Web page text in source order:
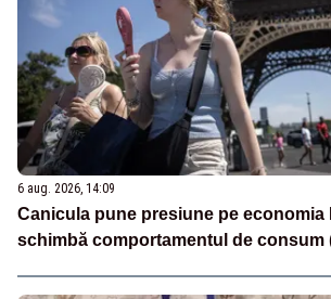
6 aug. 2026, 14:09
Canicula pune presiune pe economia
schimbă comportamentul de consum